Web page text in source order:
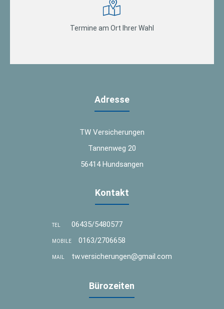
Termine am Ort Ihrer Wahl
Adresse
TW Versicherungen
Tannenweg 20
56414 Hundsangen
Kontakt
TEL 06435/5480577
MOBILE 0163/2706658
MAIL tw.versicherungen@gmail.com
Bürozeiten